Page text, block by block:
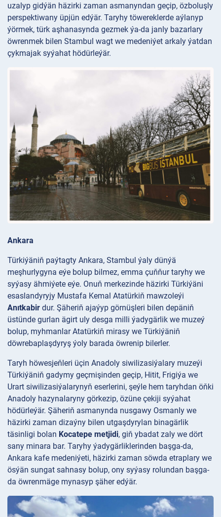
uzalyp gidýän häzirki zaman asmanyndan geçip, özboluşly
perspektiwany üpjün edýär. Taryhy töwereklerde aýlanyp
ýörmek, türk aşhanasynda gezmek ýa-da janly bazarlary
öwrenmek bilen Stambul wagt we medeniýet arkaly ýatdan
çykmajak syýahat hödürleýär.
Ankara
Türkiýäniň paýtagty Ankara, Stambul ýaly dünýä
meşhurlygyna eýe bolup bilmez, emma çuňňur taryhy we
syýasy ähmiýete eýe. Onuň merkezinde häzirki Türkiýäni
esaslandyryjy Mustafa Kemal Atatürkiň mawzoleýi
Anıtkabir dur. Şäheriň ajaýyp görnüşleri bilen depäniň
üstünde gurlan ägirt uly desga milli ýadygärlik we muzeý
bolup, myhmanlar Atatürkiň mirasy we Türkiýäniň
döwrebaplaşdyryş ýoly barada öwrenip bilerler.
Taryh höwesjeňleri üçin Anadoly siwilizasiýalary muzeýi
Türkiýäniň gadymy geçmişinden geçip, Hitit, Frigiýa we
Urart siwilizasiýalarynyň eserlerini, şeýle hem taryhdan öňki
Anadoly hazynalaryny görkezip, özüne çekiji syýahat
hödürleýär. Şäheriň asmanynda nusgawy Osmanly we
häzirki zaman dizaýny bilen utgaşdyrylan binagärlik
täsinligi bolan Kocatepe metjidi, giň ybadat zaly we dört
sany minara bar. Taryhy ýadygärliklerinden başga-da,
Ankara kafe medeniýeti, häzirki zaman söwda etraplary we
ösýän sungat sahnasy bolup, ony syýasy rolundan başga-
da öwrenmäge mynasyp şäher edýär.